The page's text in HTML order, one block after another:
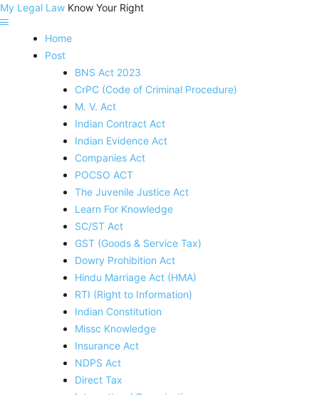
My Legal Law Know Your Right
Home
Post
BNS Act 2023
CrPC (Code of Criminal Procedure)
M. V. Act
Indian Contract Act
Indian Evidence Act
Companies Act
POCSO ACT
The Juvenile Justice Act
Learn For Knowledge
SC/ST Act
GST (Goods & Service Tax)
Dowry Prohibition Act
Hindu Marriage Act (HMA)
RTI (Right to Information)
Indian Constitution
Missc Knowledge
Insurance Act
NDPS Act
Direct Tax